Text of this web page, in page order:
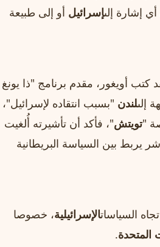
إشارة إلىإسرائيل أو إلى طبيعة
أويغور، مقدم برنامج "ذا يونغ
إلىلندن "بسبب انتقاده لإسرائيل"،
"تويتش"، فأكد أن تأشيرته أُلغيت
يربط بين السياسة البريطانية
السياساتالإسرائيلية، خصوصا
المتحدة.